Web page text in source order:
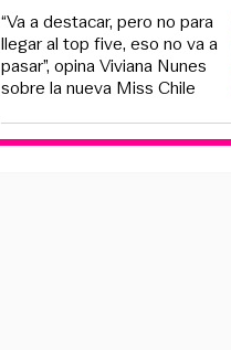
“Va a destacar, pero no para
llegar al top five, eso no va a
pasar”, opina Viviana Nunes
sobre la nueva Miss Chile